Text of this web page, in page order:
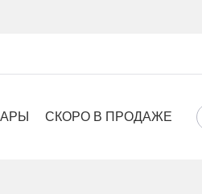
СКОРО В ПРОДАЖЕ